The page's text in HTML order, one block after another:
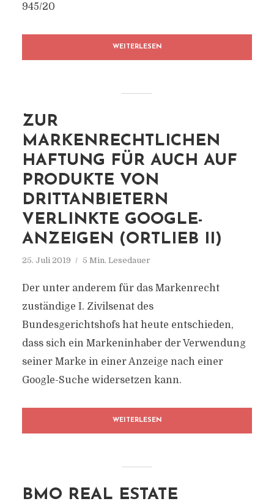
945/20
WEITERLESEN
ZUR
MARKENRECHTLICHEN
HAFTUNG FÜR AUCH AUF
PRODUKTE VON
DRITTANBIETERN
VERLINKTE GOOGLE-
ANZEIGEN (ORTLIEB II)
25. Juli 2019 5 Min. Lesedauer
Der unter anderem für das Markenrecht
zuständige I. Zivilsenat des
Bundesgerichtshofs hat heute entschieden,
dass sich ein Markeninhaber der Verwendung
seiner Marke in einer Anzeige nach einer
Google-Suche widersetzen kann.
WEITERLESEN
BMO REAL ESTATE